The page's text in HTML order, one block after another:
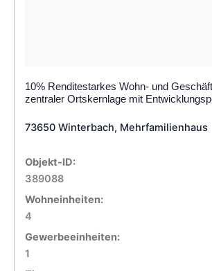
10% Renditestarkes Wohn- und
zentraler Ortskernlage mit
73650 Winterbach, Mehrfamilienhaus
Objekt-ID:
389088
Wohneinheiten:
4
Gewerbeeinheiten:
1